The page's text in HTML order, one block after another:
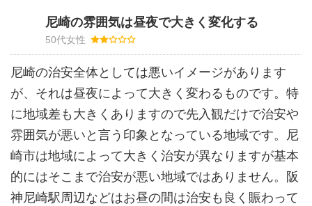
尼崎の雰囲気は昼夜で大きく変化する
50代女性
尼崎の治安全体としては悪いイメージがあります
が、それは昼夜によって大きく変わるものです。特
に地域差も大きくありますので先入観だけで治安や
雰囲気が悪いと言う印象となっている地域です。尼
崎市は地域によって大きく治安が異なりますが基本
的にはそこまで治安が悪い地域ではありません。阪
神尼崎駅周辺などはお昼の間は治安も良く賑わって